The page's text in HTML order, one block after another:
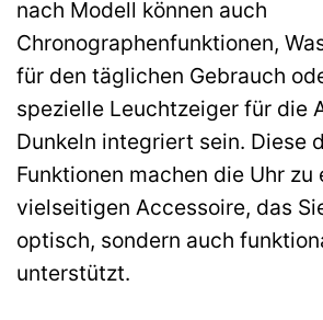
nach Modell können auch
Chronographenfunktionen,
für den täglichen Gebrauch
spezielle Leuchtzeiger für die
Dunkeln integriert sein. Diese
Funktionen machen die Uhr zu
vielseitigen Accessoire, das
optisch, sondern auch
unterstützt.